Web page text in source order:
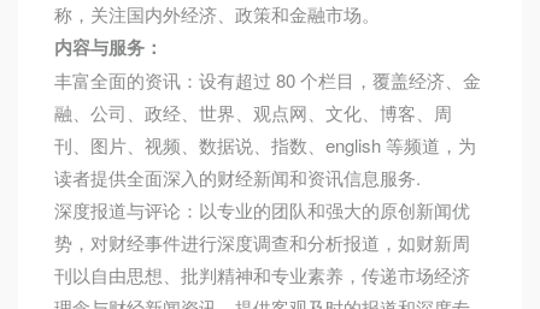
称，关注国内外经济、政策和金融市场。
内容与服务：
丰富全面的资讯：设有超过 80 个栏目，覆盖经济、金
融、公司、政经、世界、观点网、文化、博客、周
刊、图片、视频、数据说、指数、english 等频道，为
读者提供全面深入的财经新闻和资讯信息服务.
深度报道与评论：以专业的团队和强大的原创新闻优
势，对财经事件进行深度调查和分析报道，如财新周
刊以自由思想、批判精神和专业素养，传递市场经济